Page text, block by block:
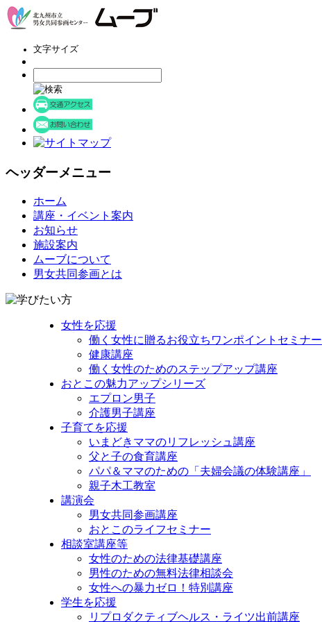
文字サイズ
ヘッダーメニュー
キ
ホーム
講座・イベント案内
お知らせ
施設案内
ムーブについて
男女共同参画とは
女性を応援
働く女性に贈るお役立ちワンポイントセミナー
健康講座
働く女性のためのステップアップ講座
おとこの魅力アップシリーズ
エプロン男子
介護男子講座
子育てを応援
いまどきママのリフレッシュ講座
父と子の食育講座
パパ＆ママのための「夫婦会議の体験講座」
親子木工教室
講演会
男女共同参画講座
おとこのライフセミナー
相談室講座等
女性のための法律基礎講座
男性のための無料法律相談会
女性への暴力ゼロ！特別講座
学生を応援
リプロダクティブヘルス・ライツ出前講座